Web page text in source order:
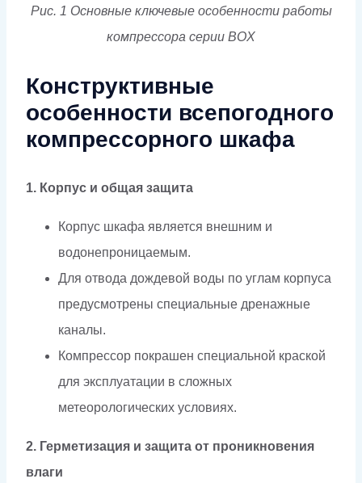
Рис. 1 Основные ключевые особенности работы
компрессора серии BOX
Конструктивные
особенности всепогодного
компрессорного шкафа
1. Корпус и общая защита
Корпус шкафа является внешним и
водонепроницаемым.
Для отвода дождевой воды по углам корпуса
предусмотрены специальные дренажные
каналы.
Компрессор покрашен специальной краской
для эксплуатации в сложных
метеорологических условиях.
2. Герметизация и защита от проникновения
влаги